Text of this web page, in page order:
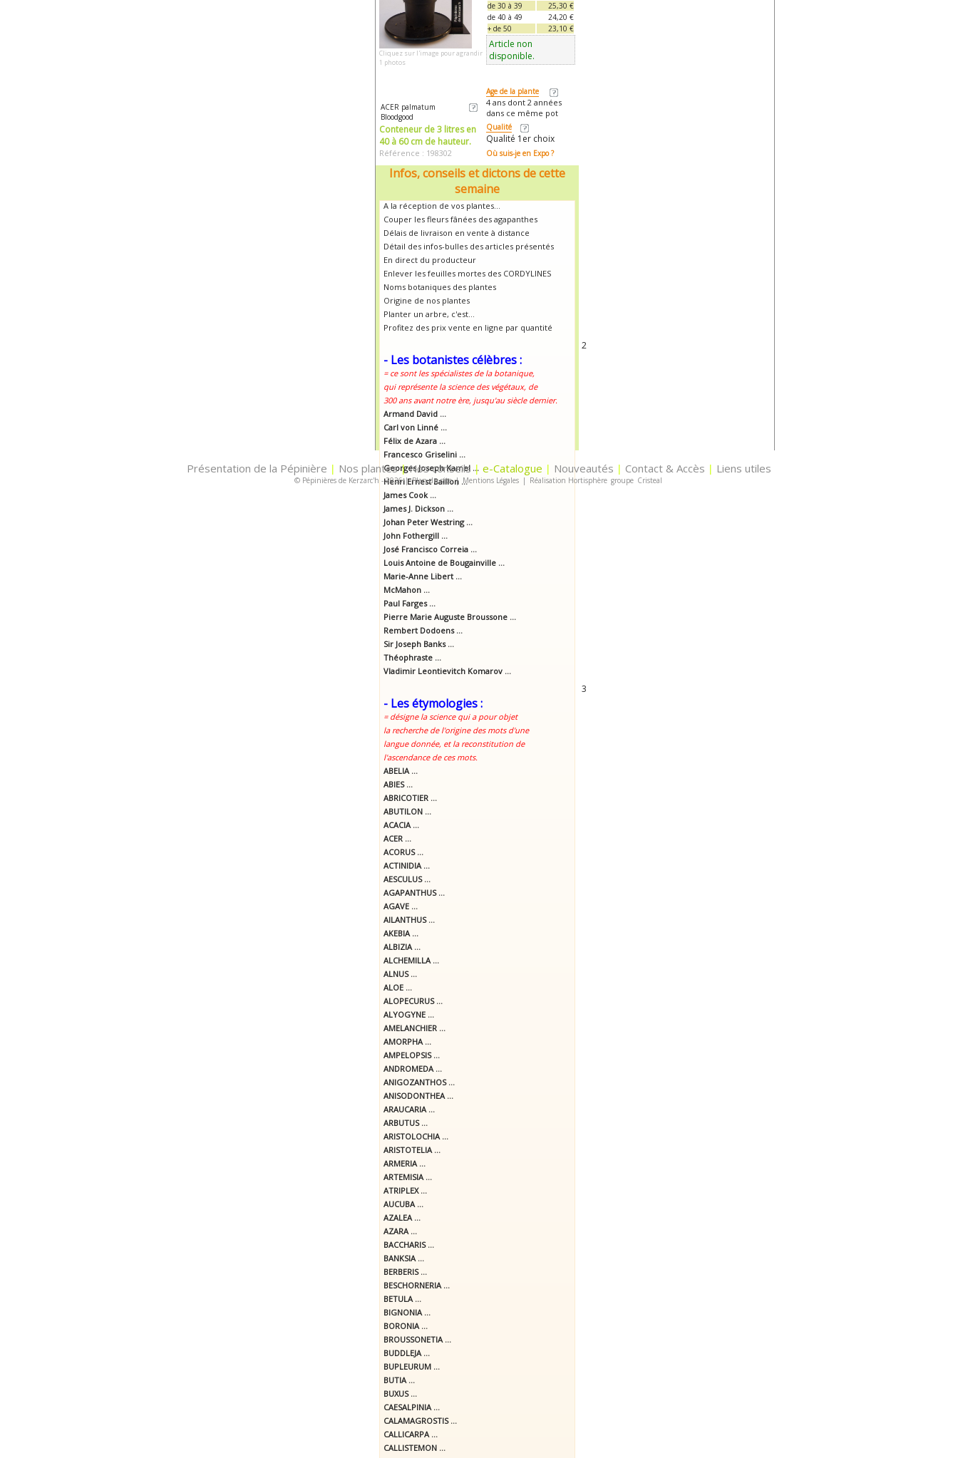
Cliquez sur l'image pour agrandir
1 photos
de 30 à 39
25,30 €
de 40 à 49
24,20 €
+ de 50
23,10 €
Article non
disponible.
ACER palmatum
Bloodgood
Conteneur de 3 litres en
40 à 60 cm de hauteur.
Référence : 198302
Age de la plante
4 ans dont 2 années
dans ce même pot
Qualité
Qualité 1er choix
Où suis-je en Expo ?
Infos, conseils et dictons de cette
semaine
A la réception de vos plantes...
Couper les fleurs fânées des agapanthes
Délais de livraison en vente à distance
Détail des infos-bulles des articles présentés
En direct du producteur
Enlever les feuilles mortes des CORDYLINES
Noms botaniques des plantes
Origine de nos plantes
Planter un arbre, c'est...
Profitez des prix vente en ligne par quantité
2
- Les botanistes célèbres :
= ce sont les spécialistes de la botanique,
qui représente la science des végétaux, de
300 ans avant notre ère, jusqu'au siècle dernier.
Armand David ...
Carl von Linné ...
Félix de Azara ...
Francesco Griselini ...
Georges Joseph Kamel ...
Henri Ernest Baillon ...
James Cook ...
James J. Dickson ...
Johan Peter Westring ...
John Fothergill ...
José Francisco Correia ...
Louis Antoine de Bougainville ...
Marie-Anne Libert ...
McMahon ...
Paul Farges ...
Pierre Marie Auguste Broussone ...
Rembert Dodoens ...
Sir Joseph Banks ...
Théophraste ...
Vladimir Leontievitch Komarov ...
3
- Les étymologies :
= désigne la science qui a pour objet
la recherche de l'origine des mots d'une
langue donnée, et la reconstitution de
l'ascendance de ces mots.
ABELIA ...
ABIES ...
ABRICOTIER ...
ABUTILON ...
ACACIA ...
ACER ...
ACORUS ...
ACTINIDIA ...
AESCULUS ...
AGAPANTHUS ...
AGAVE ...
AILANTHUS ...
AKEBIA ...
ALBIZIA ...
ALCHEMILLA ...
ALNUS ...
ALOE ...
ALOPECURUS ...
ALYOGYNE ...
AMELANCHIER ...
AMORPHA ...
AMPELOPSIS ...
ANDROMEDA ...
ANIGOZANTHOS ...
ANISODONTHEA ...
ARAUCARIA ...
ARBUTUS ...
ARISTOLOCHIA ...
ARISTOTELIA ...
ARMERIA ...
ARTEMISIA ...
ATRIPLEX ...
AUCUBA ...
AZALEA ...
AZARA ...
BACCHARIS ...
BANKSIA ...
BERBERIS ...
BESCHORNERIA ...
BETULA ...
BIGNONIA ...
BORONIA ...
BROUSSONETIA ...
BUDDLEJA ...
BUPLEURUM ...
BUTIA ...
BUXUS ...
CAESALPINIA ...
CALAMAGROSTIS ...
CALLICARPA ...
CALLISTEMON ...
Présentation de la Pépinière | Nos plantes|Nos conseils | e-Catalogue | Nouveautés | Contact & Accès | Liens utiles
© Pépinières de Kerzarc'h - 2026|Plan du site| Mentions Légales | Réalisation Hortisphère groupe Cristeal